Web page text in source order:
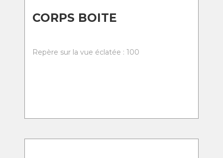
CORPS BOITE
Repère sur la vue éclatée : 100